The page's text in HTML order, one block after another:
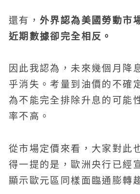
還有，外界認為美國勞動市
近期數據卻完全相反。
因此我認為，未來幾個月降
乎消失。考量到油價的不確
為不能完全排除升息的可能
率不高。
從市場定價來看，大家對此
得一提的是，歐洲央行已經
顯示歐元區同樣面臨通膨轉